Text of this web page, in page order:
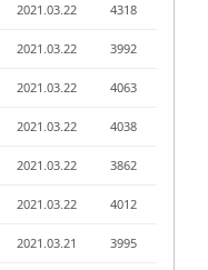
2021.03.22 4318
2021.03.22 3992
2021.03.22 4063
2021.03.22 4038
2021.03.22 3862
2021.03.22 4012
2021.03.21 3995